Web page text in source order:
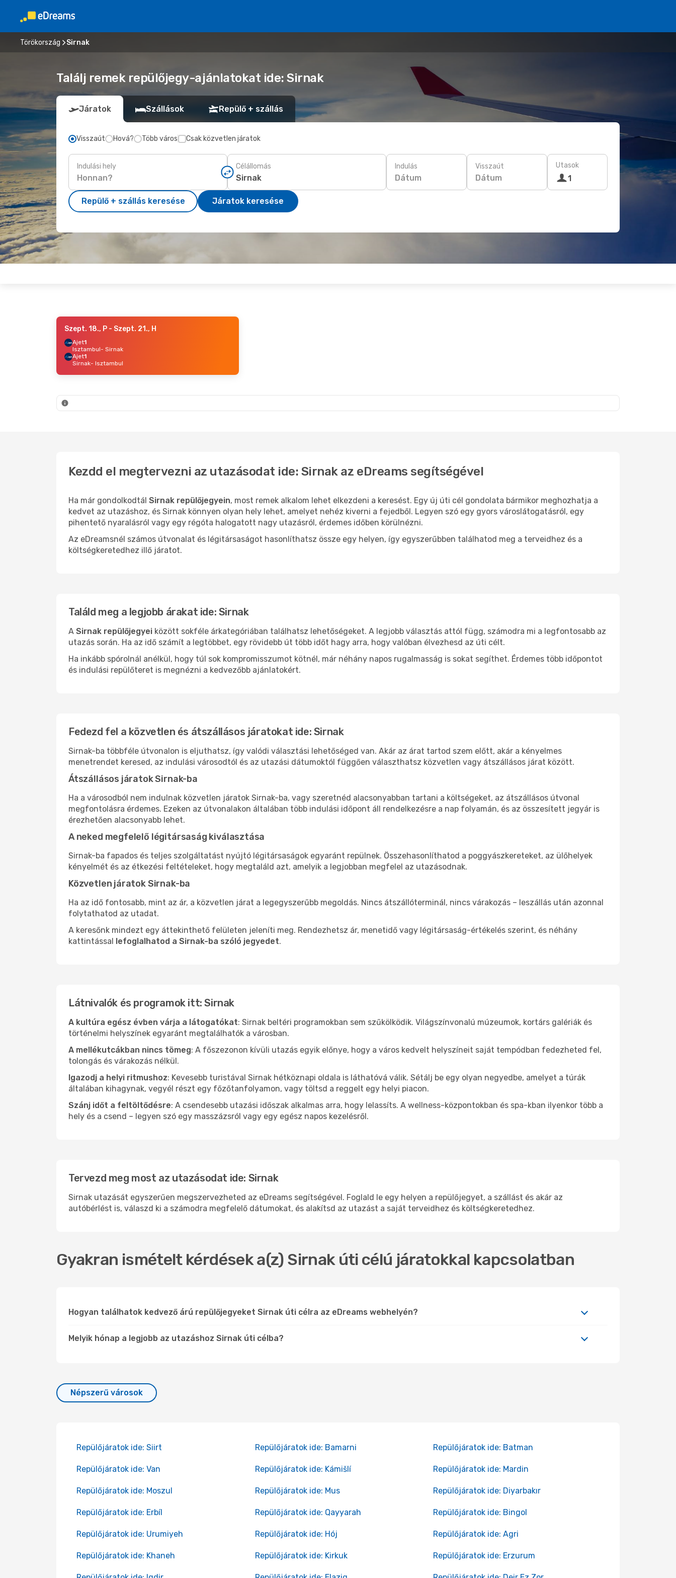
Törökország Sirnak
Találj remek repülőjegy-ajánlatokat ide: Sirnak
Járatok Szállások Repülő + szállás
Visszaút Hová? Több város Csak közvetlen járatok
Indulási hely Célállomás Indulás
Dátum
Visszaút
Dátum
Utasok
1
Repülő + szállás keresése Járatok keresése
Szept. 18., P - Szept. 21., H
Ajet1
Isztambul- Sirnak
Ajet1
Sirnak- Isztambul
Kezdd el megtervezni az utazásodat ide: Sirnak az eDreams segítségével
Ha már gondolkodtál Sirnak repülőjegyein, most remek alkalom lehet elkezdeni a keresést. Egy új úti cél gondolata bármikor meghozhatja a
kedvet az utazáshoz, és Sirnak könnyen olyan hely lehet, amelyet nehéz kiverni a fejedből. Legyen szó egy gyors városlátogatásról, egy
pihentető nyaralásról vagy egy régóta halogatott nagy utazásról, érdemes időben körülnézni.
Az eDreamsnél számos útvonalat és légitársaságot hasonlíthatsz össze egy helyen, így egyszerűbben találhatod meg a terveidhez és a
költségkeretedhez illő járatot.
Találd meg a legjobb árakat ide: Sirnak
A Sirnak repülőjegyei között sokféle árkategóriában találhatsz lehetőségeket. A legjobb választás attól függ, számodra mi a legfontosabb az
utazás során. Ha az idő számít a legtöbbet, egy rövidebb út több időt hagy arra, hogy valóban élvezhesd az úti célt.
Ha inkább spórolnál anélkül, hogy túl sok kompromisszumot kötnél, már néhány napos rugalmasság is sokat segíthet. Érdemes több időpontot
és indulási repülőteret is megnézni a kedvezőbb ajánlatokért.
Fedezd fel a közvetlen és átszállásos járatokat ide: Sirnak
Sirnak-ba többféle útvonalon is eljuthatsz, így valódi választási lehetőséged van. Akár az árat tartod szem előtt, akár a kényelmes
menetrendet keresed, az indulási városodtól és az utazási dátumoktól függően választhatsz közvetlen vagy átszállásos járat között.
Átszállásos járatok Sirnak-ba
Ha a városodból nem indulnak közvetlen járatok Sirnak-ba, vagy szeretnéd alacsonyabban tartani a költségeket, az átszállásos útvonal
megfontolásra érdemes. Ezeken az útvonalakon általában több indulási időpont áll rendelkezésre a nap folyamán, és az összesített jegyár is
érezhetően alacsonyabb lehet.
A neked megfelelő légitársaság kiválasztása
Sirnak-ba fapados és teljes szolgáltatást nyújtó légitársaságok egyaránt repülnek. Összehasonlíthatod a poggyászkereteket, az ülőhelyek
kényelmét és az étkezési feltételeket, hogy megtaláld azt, amelyik a legjobban megfelel az utazásodnak.
Közvetlen járatok Sirnak-ba
Ha az idő fontosabb, mint az ár, a közvetlen járat a legegyszerűbb megoldás. Nincs átszállóterminál, nincs várakozás – leszállás után azonnal
folytathatod az utadat.
A keresőnk mindezt egy áttekinthető felületen jeleníti meg. Rendezhetsz ár, menetidő vagy légitársaság-értékelés szerint, és néhány
kattintással lefoglalhatod a Sirnak-ba szóló jegyedet.
Látnivalók és programok itt: Sirnak
A kultúra egész évben várja a látogatókat: Sirnak beltéri programokban sem szűkölködik. Világszínvonalú múzeumok, kortárs galériák és
történelmi helyszínek egyaránt megtalálhatók a városban.
A mellékutcákban nincs tömeg: A főszezonon kívüli utazás egyik előnye, hogy a város kedvelt helyszíneit saját tempódban fedezheted fel,
tolongás és várakozás nélkül.
Igazodj a helyi ritmushoz: Kevesebb turistával Sirnak hétköznapi oldala is láthatóvá válik. Sétálj be egy olyan negyedbe, amelyet a túrák
általában kihagynak, vegyél részt egy főzőtanfolyamon, vagy töltsd a reggelt egy helyi piacon.
Szánj időt a feltöltődésre: A csendesebb utazási időszak alkalmas arra, hogy lelassíts. A wellness-központokban és spa-kban ilyenkor több a
hely és a csend – legyen szó egy masszázsról vagy egy egész napos kezelésről.
Tervezd meg most az utazásodat ide: Sirnak
Sirnak utazását egyszerűen megszervezheted az eDreams segítségével. Foglald le egy helyen a repülőjegyet, a szállást és akár az
autóbérlést is, válaszd ki a számodra megfelelő dátumokat, és alakítsd az utazást a saját terveidhez és költségkeretedhez.
Gyakran ismételt kérdések a(z) Sirnak úti célú járatokkal kapcsolatban
Hogyan találhatok kedvező árú repülőjegyeket Sirnak úti célra az eDreams webhelyén?
Melyik hónap a legjobb az utazáshoz Sirnak úti célba?
Népszerű városok
Repülőjáratok ide: Siirt Repülőjáratok ide: Bamarni Repülőjáratok ide: Batman
Repülőjáratok ide: Van Repülőjáratok ide: Kámišlí Repülőjáratok ide: Mardin
Repülőjáratok ide: Moszul Repülőjáratok ide: Mus Repülőjáratok ide: Diyarbakır
Repülőjáratok ide: Erbíl Repülőjáratok ide: Qayyarah Repülőjáratok ide: Bingol
Repülőjáratok ide: Urumiyeh Repülőjáratok ide: Hój Repülőjáratok ide: Agri
Repülőjáratok ide: Khaneh Repülőjáratok ide: Kirkuk Repülőjáratok ide: Erzurum